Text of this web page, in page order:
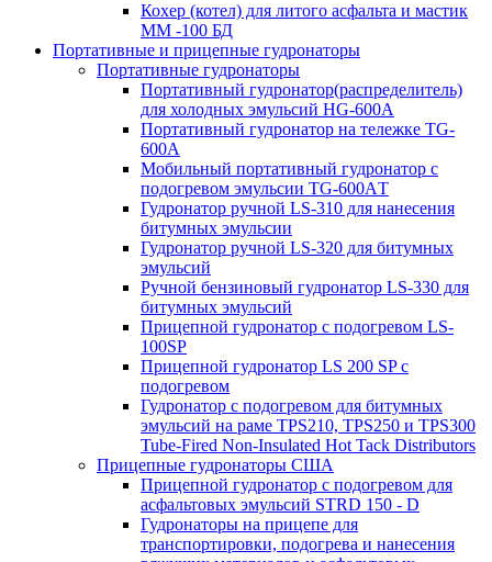
Кохер (котел) для литого асфальта и мастик
MM -100 БД
Портативные и прицепные гудронаторы
Портативные гудронаторы
Портативный гудронатор(распределитель)
для холодных эмульсий HG-600A
Портативный гудронатор на тележке TG-
600A
Мобильный портативный гудронатор с
подогревом эмульсии TG-600AТ
Гудронатор ручной LS-310 для нанесения
битумных эмульсии
Гудронатор ручной LS-320 для битумных
эмульсий
Ручной бензиновый гудронатор LS-330 для
битумных эмульсий
Прицепной гудронатор с подогревом LS-
100SP
Прицепной гудронатор LS 200 SP с
подогревом
Гудронатор с подогревом для битумных
эмульсий на раме TPS210, TPS250 и TPS300
Tube-Fired Non-Insulated Hot Tack Distributors
Прицепные гудронаторы США
Прицепной гудронатор с подогревом для
асфальтовых эмульсий STRD 150 - D
Гудронаторы на прицепе для
транспортировки, подогрева и нанесения